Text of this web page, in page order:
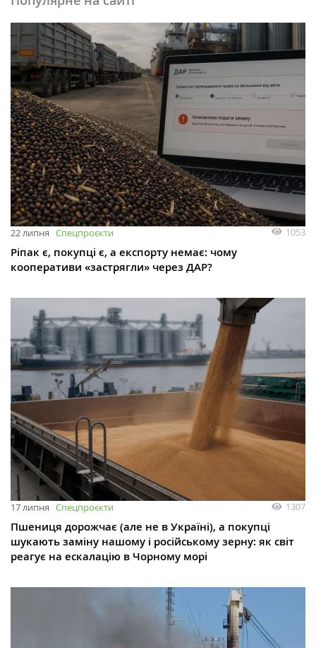
22 липня Спецпроєкти 1053
Ріпак є, покупці є, а експорту немає: чому
кооперативи «застрягли» через ДАР?
17 липня Спецпроєкти 1307
Пшениця дорожчає (але не в Україні), а покупці
шукають заміну нашому і російському зерну: як світ
реагує на ескалацію в Чорному морі